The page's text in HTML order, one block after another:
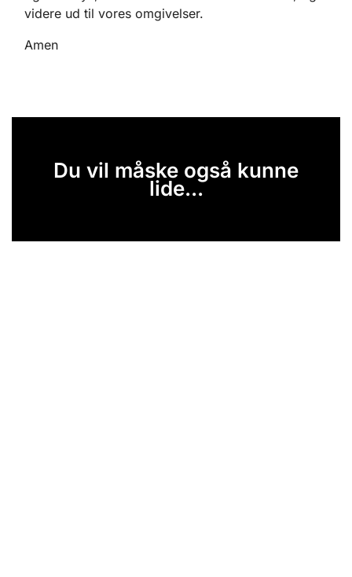
videre ud til vores omgivelser.
Amen
Du vil måske også kunne
lide...